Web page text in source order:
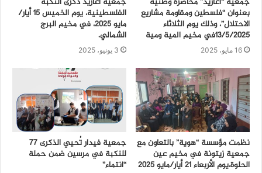
بعنوان “فلسطين ومقاومة مشاريع
الاحتلال”، وذلك يوم الثلاثاء
13/5/2025في مخيم المية ومية
16 مايو، 2025
الفلسطينية، يوم الخميس 15 أيار/
مايو 2025، في مخيم البرج
الشمالي.
3 يونيو، 2025
نظمت مؤسسة “هوية” بالتعاون مع
جمعية زيتونة في مخيم عين
الحلوة،يوم الأربعاء 21 أيار/مايو 2025
جمعية فيدار تُحيي الذكرى 77
للنكبة في مرسين ضمن حملة
“انتماء”